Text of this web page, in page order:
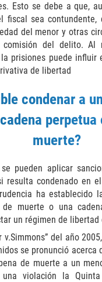
Aumento de Sentencia
Disuadir a un Testigo
Homicidio
Homicidio Involuntario
Homicidio Voluntario
Secuestro
Doméstica
Acecho
Amenazas Criminales
Esto se debe a que,
fiscal sea
del menor y otras
del delito. Al
prisiones puede influir
de libertad
condenar a
perpetua
muerte?
pueden aplicar
resulta condenado en
ha establecido
muerte o una
un régimen de libertad
v.Simmons” del año
se pronunció acerca
de muerte a un
una violación la